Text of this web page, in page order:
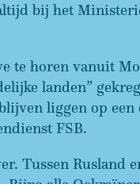
bij het
te horen vanuit
landen”
liggen op
FSB.
Tussen Rusland